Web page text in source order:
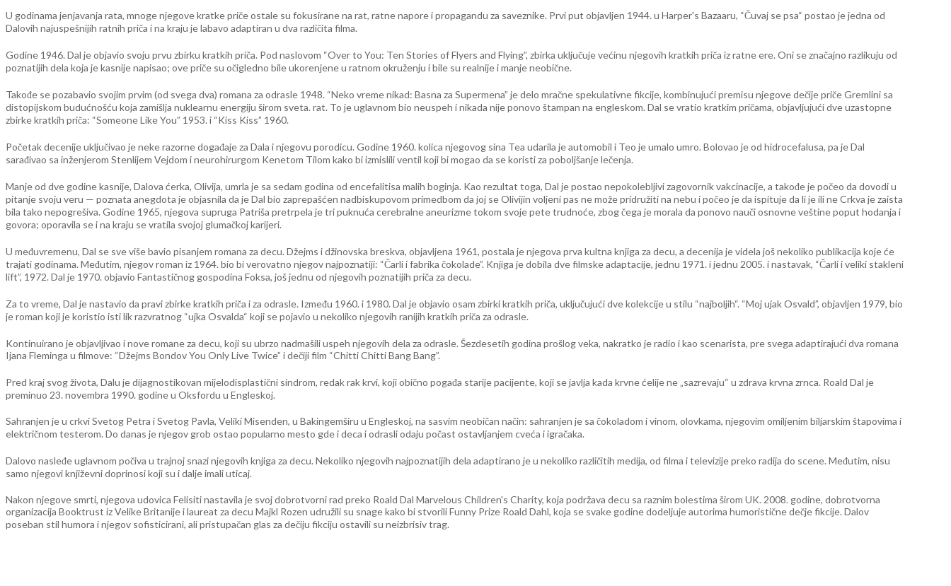
U godinama jenjavanja rata, mnoge njegove kratke priče ostale su fokusirane na rat, ratne napore i propagandu za saveznike. Prvi put objavljen 1944. u Harper's Bazaaru, “Čuvaj se psa“ postao je jedna od
Dalovih najuspešnijih ratnih priča i na kraju je labavo adaptiran u dva različita filma.
Godine 1946. Dal je objavio svoju prvu zbirku kratkih priča. Pod naslovom “Over to You: Ten Stories of Flyers and Flying”, zbirka uključuje većinu njegovih kratkih priča iz ratne ere. Oni se značajno razlikuju od
poznatijih dela koja je kasnije napisao; ove priče su očigledno bile ukorenjene u ratnom okruženju i bile su realnije i manje neobične.
Takođe se pozabavio svojim prvim (od svega dva) romana za odrasle 1948. “Neko vreme nikad: Basna za Supermena” je delo mračne spekulativne fikcije, kombinujući premisu njegove dečije priče Gremlini sa
distopijskom budućnošću koja zamišlja nuklearnu energiju širom sveta. rat. To je uglavnom bio neuspeh i nikada nije ponovo štampan na engleskom. Dal se vratio kratkim pričama, objavljujući dve uzastopne
zbirke kratkih priča: “Someone Like You” 1953. i “Kiss Kiss” 1960.
Početak decenije uključivao je neke razorne događaje za Dala i njegovu porodicu. Godine 1960. kolica njegovog sina Tea udarila je automobil i Teo je umalo umro. Bolovao je od hidrocefalusa, pa je Dal
sarađivao sa inženjerom Stenlijem Vejdom i neurohirurgom Kenetom Tilom kako bi izmislili ventil koji bi mogao da se koristi za poboljšanje lečenja.
Manje od dve godine kasnije, Dalova ćerka, Olivija, umrla je sa sedam godina od encefalitisa malih boginja. Kao rezultat toga, Dal je postao nepokolebljivi zagovornik vakcinacije, a takođe je počeo da dovodi u
pitanje svoju veru — poznata anegdota je objasnila da je Dal bio zaprepašćen nadbiskupovom primedbom da joj se Olivijin voljeni pas ne može pridružiti na nebu i počeo je da ispituje da li je ili ne Crkva je zaista
bila tako nepogrešiva. Godine 1965, njegova supruga Patriša pretrpela je tri puknuća cerebralne aneurizme tokom svoje pete trudnoće, zbog čega je morala da ponovo nauči osnovne veštine poput hodanja i
govora; oporavila se i na kraju se vratila svojoj glumačkoj karijeri.
U međuvremenu, Dal se sve više bavio pisanjem romana za decu. Džejms i džinovska breskva, objavljena 1961, postala je njegova prva kultna knjiga za decu, a decenija je videla još nekoliko publikacija koje će
trajati godinama. Međutim, njegov roman iz 1964. bio bi verovatno njegov najpoznatiji: “Čarli i fabrika čokolade”. Knjiga je dobila dve filmske adaptacije, jednu 1971. i jednu 2005. i nastavak, “Čarli i veliki stakleni
lift”, 1972. Dal je 1970. objavio Fantastičnog gospodina Foksa, još jednu od njegovih poznatijih priča za decu.
Za to vreme, Dal je nastavio da pravi zbirke kratkih priča i za odrasle. Između 1960. i 1980. Dal je objavio osam zbirki kratkih priča, uključujući dve kolekcije u stilu “najboljih“. “Moj ujak Osvald”, objavljen 1979, bio
je roman koji je koristio isti lik razvratnog “ujka Osvalda“ koji se pojavio u nekoliko njegovih ranijih kratkih priča za odrasle.
Kontinuirano je objavljivao i nove romane za decu, koji su ubrzo nadmašili uspeh njegovih dela za odrasle. Šezdesetih godina prošlog veka, nakratko je radio i kao scenarista, pre svega adaptirajući dva romana
Ijana Fleminga u filmove: “Džejms Bondov You Only Live Twice” i dečiji film “Chitti Chitti Bang Bang”.
Pred kraj svog života, Dalu je dijagnostikovan mijelodisplastični sindrom, redak rak krvi, koji obično pogađa starije pacijente, koji se javlja kada krvne ćelije ne „sazrevaju“ u zdrava krvna zrnca. Roald Dal je
preminuo 23. novembra 1990. godine u Oksfordu u Engleskoj.
Sahranjen je u crkvi Svetog Petra i Svetog Pavla, Veliki Misenden, u Bakingemširu u Engleskoj, na sasvim neobičan način: sahranjen je sa čokoladom i vinom, olovkama, njegovim omiljenim biljarskim štapovima i
električnom testerom. Do danas je njegov grob ostao popularno mesto gde i deca i odrasli odaju počast ostavljanjem cveća i igračaka.
Dalovo nasleđe uglavnom počiva u trajnoj snazi njegovih knjiga za decu. Nekoliko njegovih najpoznatijih dela adaptirano je u nekoliko različitih medija, od filma i televizije preko radija do scene. Međutim, nisu
samo njegovi književni doprinosi koji su i dalje imali uticaj.
Nakon njegove smrti, njegova udovica Felisiti nastavila je svoj dobrotvorni rad preko Roald Dal Marvelous Children's Charity, koja podržava decu sa raznim bolestima širom UK. 2008. godine, dobrotvorna
organizacija Booktrust iz Velike Britanije i laureat za decu Majkl Rozen udružili su snage kako bi stvorili Funny Prize Roald Dahl, koja se svake godine dodeljuje autorima humoristične dečje fikcije. Dalov
poseban stil humora i njegov sofisticirani, ali pristupačan glas za dečiju fikciju ostavili su neizbrisiv trag.